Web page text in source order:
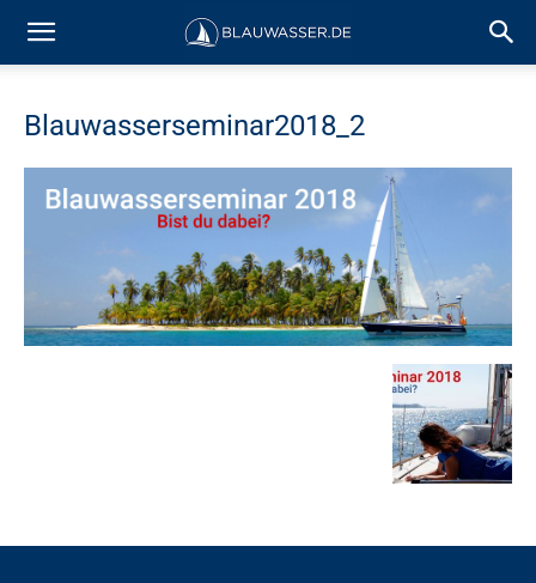
Blauwasserseminar2018_2